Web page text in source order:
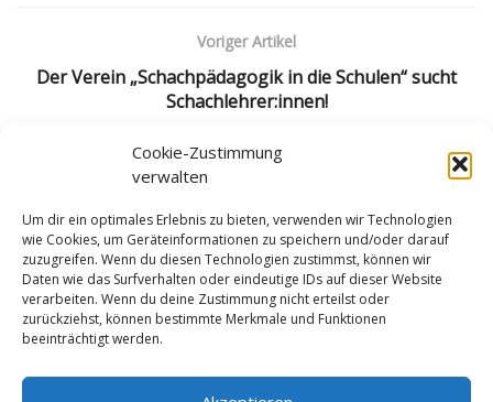
Cookie-Zustimmung
verwalten
Um dir ein optimales Erlebnis zu bieten, verwenden wir Technologien
wie Cookies, um Geräteinformationen zu speichern und/oder darauf
zuzugreifen. Wenn du diesen Technologien zustimmst, können wir
Daten wie das Surfverhalten oder eindeutige IDs auf dieser Website
verarbeiten. Wenn du deine Zustimmung nicht erteilst oder
zurückziehst, können bestimmte Merkmale und Funktionen
beeinträchtigt werden.
Voriger Artikel
Der Verein „Schachpädagogik in die Schulen“ sucht
Schachlehrer:innen!
Nächster Artikel
Regionalschiedsrichter-Kurs 2025: Jetzt anmelden – nur
Impressum Datenschutzerklärung Cookie-Richtlinie (EU)